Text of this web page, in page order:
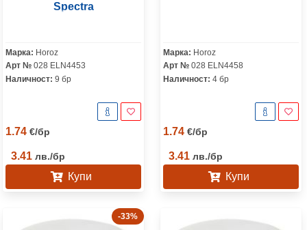
Spectra
Марка: Horoz
Арт № 028 ELN4453
Наличност: 9 бр
1.74 €/бр
3.41 лв./бр
Купи
Марка: Horoz
Арт № 028 ELN4458
Наличност: 4 бр
1.74 €/бр
3.41 лв./бр
Купи
-33%